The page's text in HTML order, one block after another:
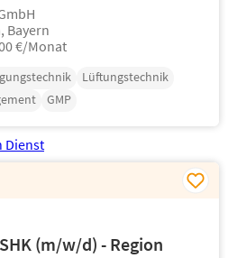
Bayern
€/Monat
Lüftungstechnik
GMP
(m/w/d) - Region